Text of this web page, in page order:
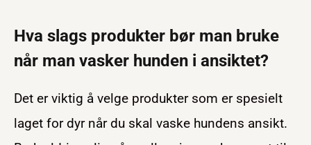
Hva slags produkter bør man bruke
når man vasker hunden i ansiktet?
Det er viktig å velge produkter som er spesielt
laget for dyr når du skal vaske hundens ansikt.